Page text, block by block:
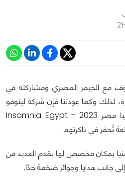
مع الجيمر المصري ومشاركته في
لذلك وكما عودتنا فإن شركة لينوفو
ستشارك في مهرجان إنسومنيا مصر 2023 - Insomnia Egypt
بمكان مخصص لها يقدم العديد من
إلى جانب هدايا وجوائز ضخمة جدًا.